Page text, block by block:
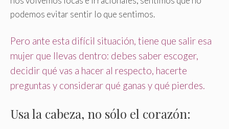
podemos evitar sentir lo que sentimos.
Pero ante esta difícil situación, tiene que salir esa
mujer que llevas dentro: debes saber escoger,
decidir qué vas a hacer al respecto, hacerte
preguntas y considerar qué ganas y qué pierdes.
Usa la cabeza, no sólo el corazón: